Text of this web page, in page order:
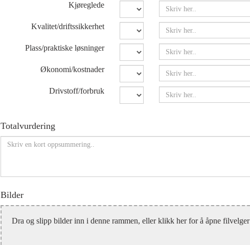
Kjøreglede
Kvalitet/driftssikkerhet
Plass/praktiske løsninger
Økonomi/kostnader
Drivstoff/forbruk
Totalvurdering
Bilder
Dra og slipp bilder inn i denne rammen, eller klikk her for å åpne filvelger